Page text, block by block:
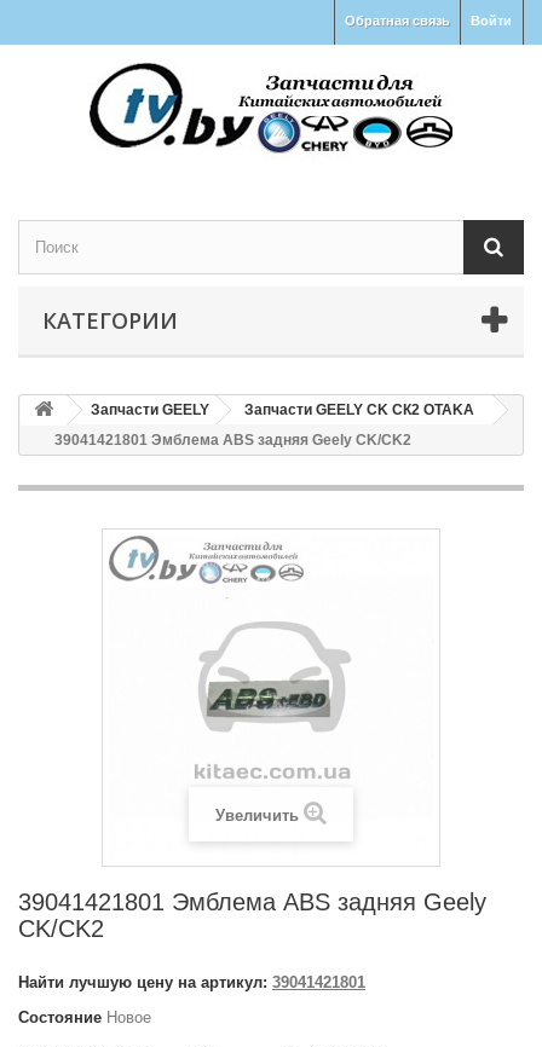
Войти
Обратная связь
КАТЕГОРИИ
Запчасти GEELY
Запчасти GEELY CK СК2 OTAKA
39041421801 Эмблема ABS задняя Geely CK/CK2
Увеличить
39041421801 Эмблема ABS задняя Geely
CK/CK2
Найти лучшую цену на артикул: 39041421801
Состояние Новое